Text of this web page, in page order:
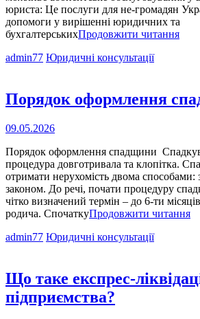
юриста: Це послуги для не-громадян
допомоги у вирішенні юридичних та
бухгалтерськихПродовжити читанняЩо
admin77 Cat
Юридичні консультації
Порядок оформлення
Опубліковано
09.05.2026
Порядок оформлення спадщини
процедура довготривала та клопітка.
отримати нерухомість двома способами:
законом. До речі, почати процедуру
чітко визначений термін – до 6-ти
родича. СпочаткуПродовжити читання
admin77 Cat
Юридичні консультації
Що таке експрес-
підприємства?